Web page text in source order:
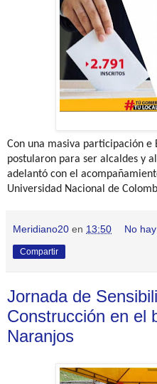
Con una masiva participación e
postularon para ser alcaldes y
adelantó con el
Universidad Nacional de
Meridiano20 en 13:50 No
Compartir
Jornada de
Construcción en el
Naranjos